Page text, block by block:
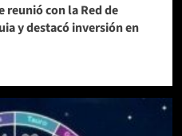
reunió con la Red de
y destacó inversión en